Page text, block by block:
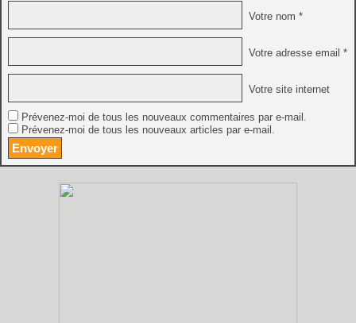
Votre nom *
Votre adresse email *
Votre site internet
Prévenez-moi de tous les nouveaux commentaires par e-mail.
Prévenez-moi de tous les nouveaux articles par e-mail.